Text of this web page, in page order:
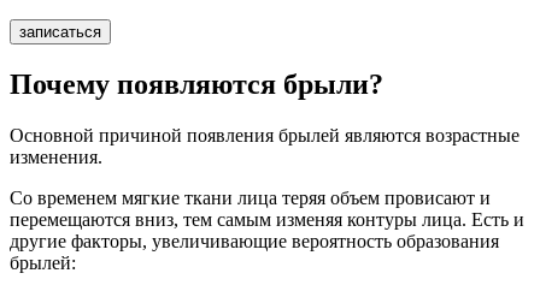
Почему появляются брыли?
Основной причиной появления брылей являются возрастные
изменения.
Со временем мягкие ткани лица теряя объем провисают и
перемещаются вниз, тем самым изменяя контуры лица. Есть и
другие факторы, увеличивающие вероятность образования
брылей: